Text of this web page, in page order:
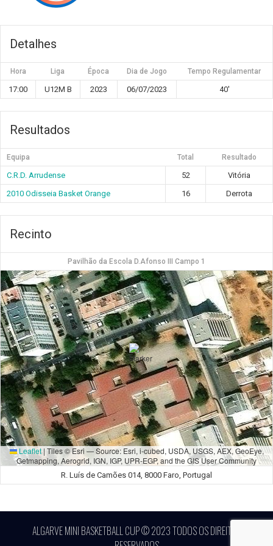
Detalhes
Hora Liga Época Dia de Jogo Tempo Regulamentar
17:00 U12M B 2023 06/07/2023 40'
Resultados
Equipa Total Resultado
C.R.D. Arrudense 52
Vitória
2010 Odisseia Basket Orange
16 Derrota
Recinto
Pavilhão da Escola D.Afonso III Campo 1
Leaflet | Tiles © Esri — Source: Esri, i-cubed, USDA, USGS, AEX, GeoEye,
Getmapping, Aerogrid, IGN, IGP, UPR-EGP, and the GIS User Community
R. Luís de Camões 014, 8000 Faro, Portugal
ALGARVE MINI BASKETBALL CUP © 2023 TODOS OS DIREITOS